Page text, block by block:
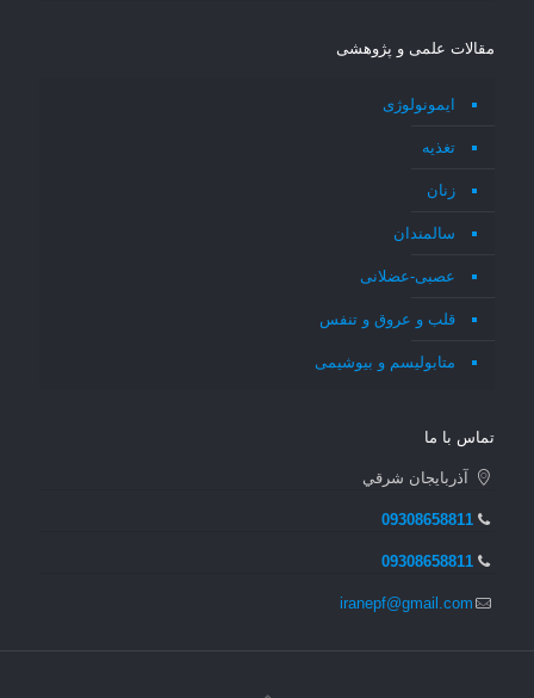
مقالات علمی و پژوهشی
ایمونولوژی
تغذیه
زنان
سالمندان
عصبی-عضلانی
قلب و عروق و تنفس
متابولیسم و بیوشیمی
تماس با ما
آذربايجان شرقي
09308658811
09308658811
iranepf@gmail.com